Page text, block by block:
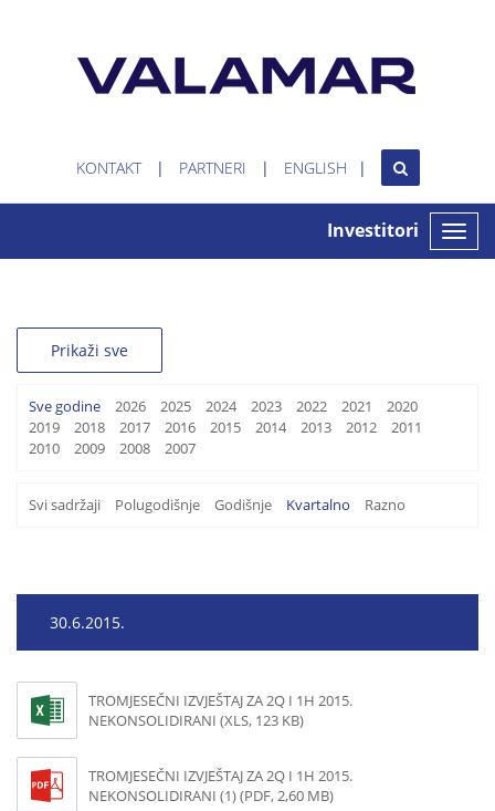
KONTAKT PARTNERI ENGLISH
Toggle
Investitori
Prikaži sve
Sve godine 2026 2025 2024 2023 2022 2021
2020
2019
2018 2017 2016 2015 2014 2013 2012
2011
2010
2009 2008 2007
Svi sadržaji Polugodišnje Godišnje Kvartalno Razno
30.6.2015.
TROMJESEČNI IZVJEŠTAJ ZA 2Q I 1H 2015.
NEKONSOLIDIRANI (XLS, 123 KB)
TROMJESEČNI IZVJEŠTAJ ZA 2Q I 1H 2015.
NEKONSOLIDIRANI (1) (PDF, 2,60 MB)